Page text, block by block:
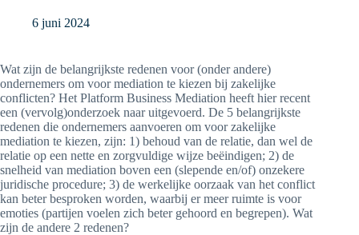
6 juni 2024
Wat zijn de belangrijkste redenen voor (onder andere)
ondernemers om voor mediation te kiezen bij zakelijke
conflicten? Het Platform Business Mediation heeft hier recent
een (vervolg)onderzoek naar uitgevoerd. De 5 belangrijkste
redenen die ondernemers aanvoeren om voor zakelijke
mediation te kiezen, zijn: 1) behoud van de relatie, dan wel de
relatie op een nette en zorgvuldige wijze beëindigen; 2) de
snelheid van mediation boven een (slepende en/of) onzekere
juridische procedure; 3) de werkelijke oorzaak van het conflict
kan beter besproken worden, waarbij er meer ruimte is voor
emoties (partijen voelen zich beter gehoord en begrepen). Wat
zijn de andere 2 redenen?